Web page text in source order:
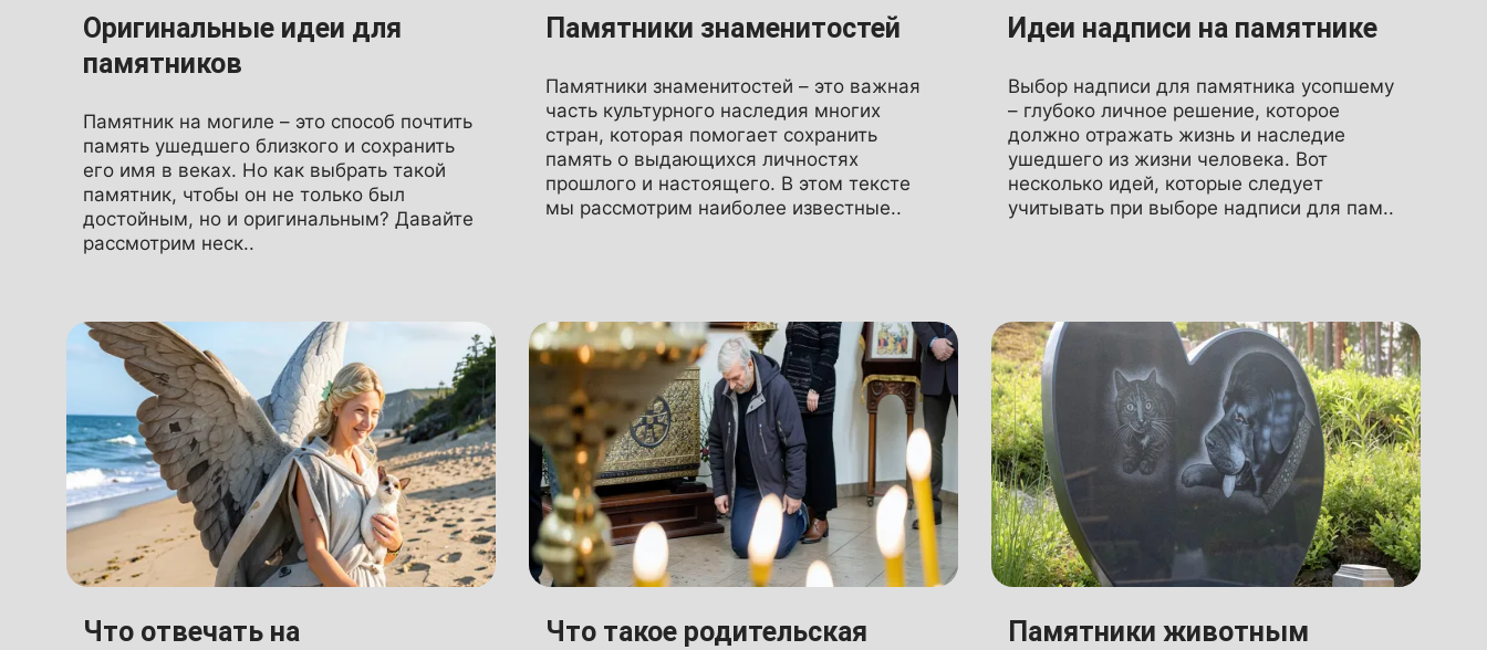
Оригинальные идеи для
памятников
Памятник на могиле – это способ почтить
память ушедшего близкого и сохранить
его имя в веках. Но как выбрать такой
памятник, чтобы он не только был
достойным, но и оригинальным? Давайте
рассмотрим неск..
Памятники знаменитостей
Памятники знаменитостей – это важная
часть культурного наследия многих
стран, которая помогает сохранить
память о выдающихся личностях
прошлого и настоящего. В этом тексте
мы рассмотрим наиболее известные..
Идеи надписи на памятнике
Выбор надписи для памятника усопшему
– глубоко личное решение, которое
должно отражать жизнь и наследие
ушедшего из жизни человека. Вот
несколько идей, которые следует
учитывать при выборе надписи для пам..
Что отвечать на
Что такое родительская
Памятники животным